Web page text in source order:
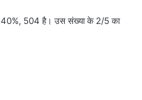
504 है। उस संख्या के 2/5 का